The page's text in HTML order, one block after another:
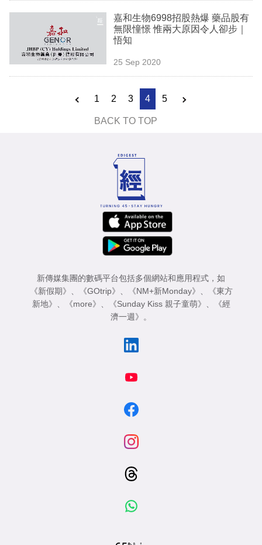
嘉和生物6998招股熱爆 藥品股有
無限憧憬 惟兩大原因令人卻步｜
悟知
25 Sep 2020
1 2 3 4 5
BACK TO TOP
新傳媒集團的數碼平台包括多個網站和應用程式，如
《新假期》 、 《GOtrip》 、 《NM+新Monday》 、
《東方
新地》 、 《more》 、 《Sunday Kiss 親子童萌》 、
《經
濟一週》 。